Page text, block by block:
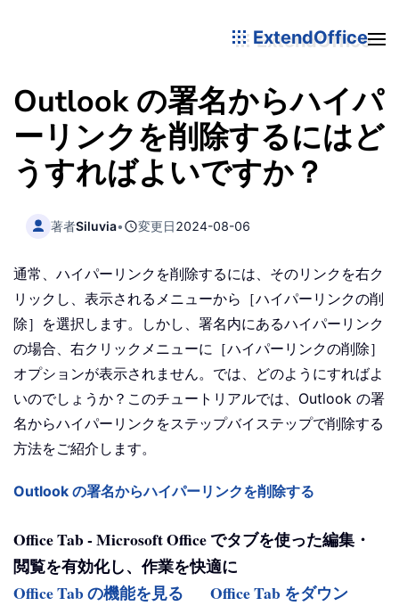
ExtendOffice
Outlook の署名からハイパ
ーリンクを削除するにはど
うすればよいですか？
著者Siluvia• 変更日2024-08-06
通常、ハイパーリンクを削除するには、そのリンクを右ク
リックし、表示されるメニューから［ハイパーリンクの削
除］を選択します。しかし、署名内にあるハイパーリンク
の場合、右クリックメニューに［ハイパーリンクの削除］
オプションが表示されません。では、どのようにすればよ
いのでしょうか？このチュートリアルでは、Outlook の署
名からハイパーリンクをステップバイステップで削除する
方法をご紹介します。
Outlook の署名からハイパーリンクを削除する
Office Tab - Microsoft Office でタブを使った編集・
閲覧を有効化し、作業を快適に
Office Tab の機能を見る
Office Tab をダウン